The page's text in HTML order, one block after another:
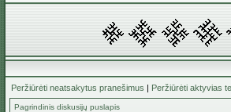
Peržiūrėti neatsakytus pranešimus | Peržiūrėti aktyvias
Pagrindinis diskusijų puslapis